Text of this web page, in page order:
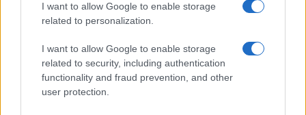
I want to allow Google to enable storage
related to personalization.
I want to allow Google to enable storage
related to security, including authentication
functionality and fraud prevention, and other
user protection.